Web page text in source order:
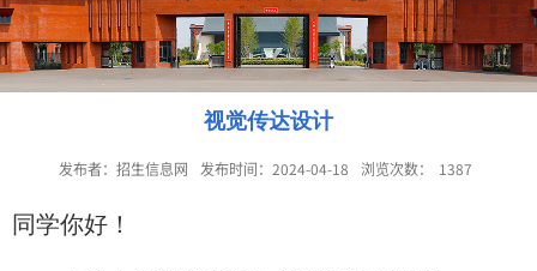
视觉传达设计
发布者：招生信息网 发布时间：2024-04-18 浏览次数： 1387
同学你好！